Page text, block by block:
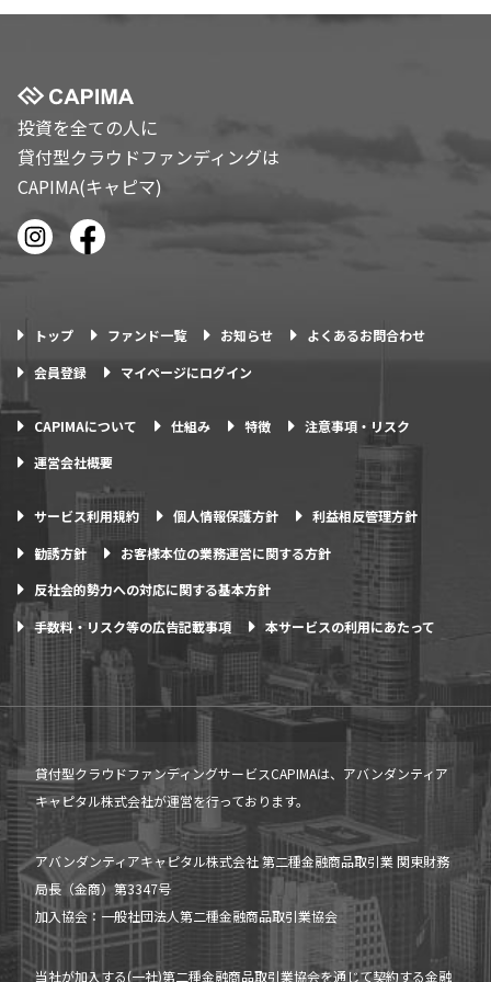
投資を全ての人に
貸付型クラウドファンディングは
CAPIMA(キャピマ)
トップ ファンド一覧 お知らせ
よくあるお問合わせ
会員登録
マイページにログイン
CAPIMAについて 仕組み 特徴
注意事項・リスク
運営会社概要
サービス利用規約 個人情報保護方針
利益相反管理方針
勧誘方針
お客様本位の業務運営に関する方針
反社会的勢力への対応に関する基本方針
手数料・リスク等の広告記載事項
本サービスの利用にあたって
貸付型クラウドファンディングサービスCAPIMAは、アバンダンティア
キャピタル株式会社が運営を行っております。
アバンダンティアキャピタル株式会社 第二種金融商品取引業 関東財務
局長（金商）第3347号
加入協会：一般社団法人第二種金融商品取引業協会
当社が加入する(一社)第二種金融商品取引業協会を通じて契約する金融